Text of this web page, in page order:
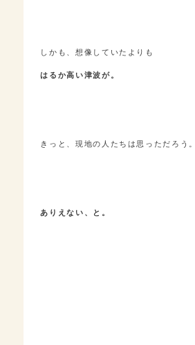
しかも、想像していたよりも
はるか高い津波が。
きっと、現地の人たちは思っただろう。
ありえない、と。